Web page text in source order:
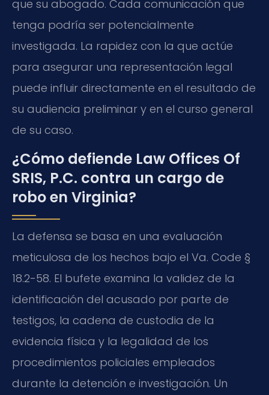
que su abogado. Cada comunicación que
tenga podría ser potencialmente
investigada. La rapidez con la que actúe
para asegurar una representación legal
puede influir directamente en el resultado de
su audiencia preliminar y en el curso general
de su caso.
¿Cómo defiende Law Offices Of
SRIS, P.C. contra un cargo de
robo en Virginia?
La defensa se basa en una evaluación
meticulosa de los hechos bajo el Va. Code §
18.2-58. El bufete examina la validez de la
identificación del acusado por parte de
testigos, la cadena de custodia de la
evidencia física y la legalidad de los
procedimientos policiales empleados
durante la detención e investigación. Un